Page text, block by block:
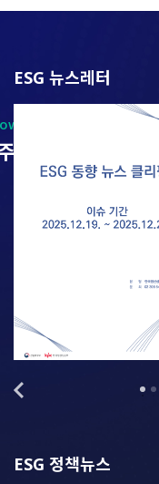
Hub
요정보를 보여드
ESG 뉴스레터
ESG 정책뉴스